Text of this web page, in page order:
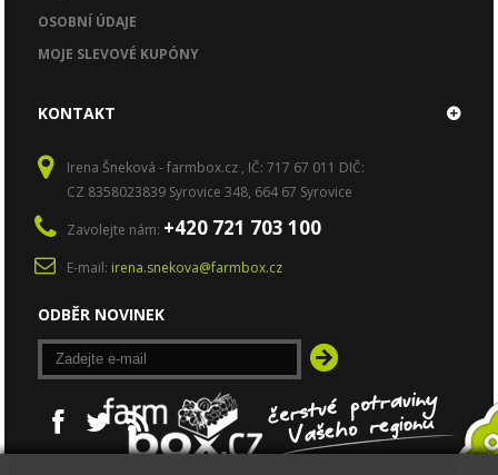
OSOBNÍ ÚDAJE
MOJE SLEVOVÉ KUPÓNY
KONTAKT
Irena Šneková - farmbox.cz , IČ: 717 67 011 DIČ:
CZ 8358023839 Syrovice 348, 664 67 Syrovice
Zavolejte nám: +420 721 703 100
E-mail: irena.snekova@farmbox.cz
ODBĚR NOVINEK